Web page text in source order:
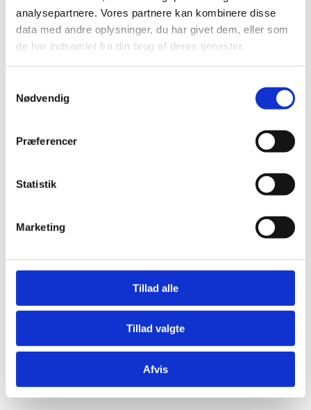
analysepartnere. Vores partnere kan kombinere disse
data med andre oplysninger, du har givet dem, eller som
de har indsamlet fra din brug af deres tjenester.
Nødvendig
Præferencer
Statistik
Marketing
Tillad alle
Tillad valgte
Afvis
Krystaller